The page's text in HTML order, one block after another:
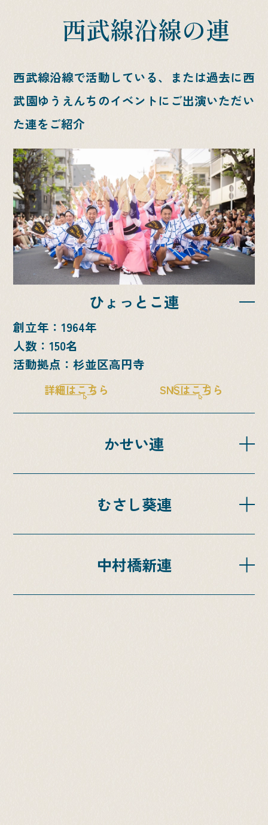
西武線沿線の連
西武線沿線で活動している、
または過去に西
武園ゆうえんちのイベントにご出演いただい
た連をご紹介
ひょっとこ連
創立年：1964年
人数：150名
活動拠点：杉並区高円寺
詳細はこちら SNSはこちら
かせい連
創立年：1979年
活動拠点：中野区都立家政
むさし葵連
創立年：1987年
活動拠点：狭山市中村橋新連
創立年：1975年